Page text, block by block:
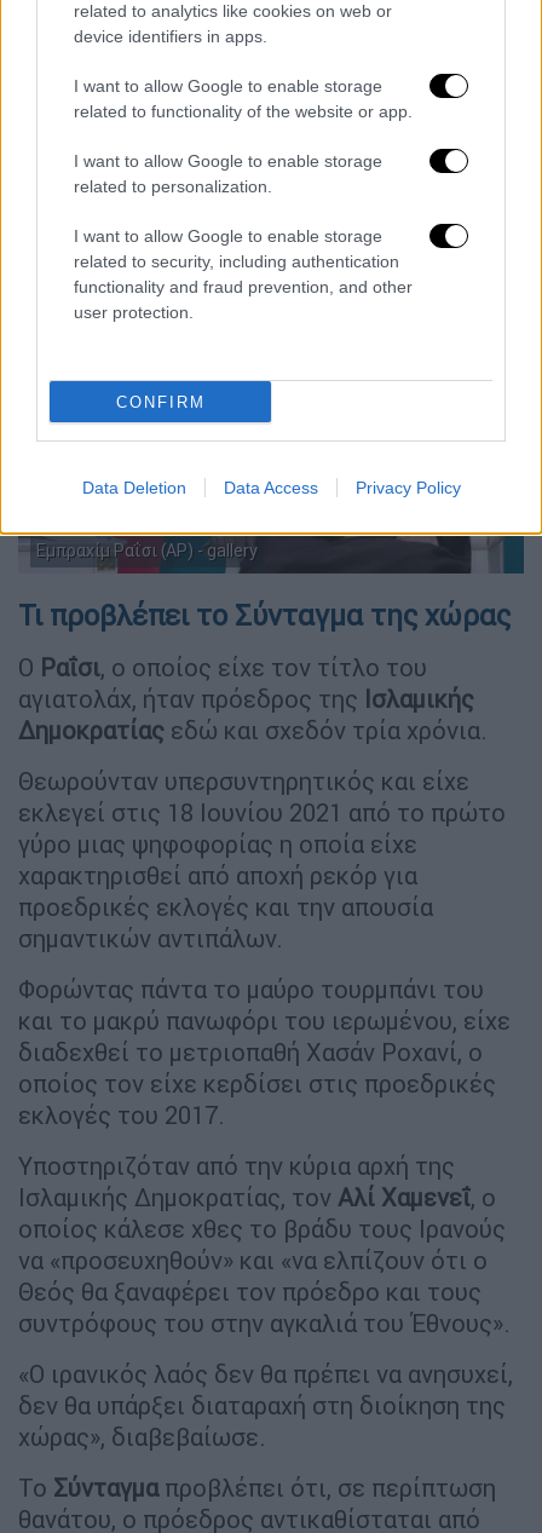
related to analytics like cookies on web or
device identifiers in apps.
I want to allow Google to enable storage
related to functionality of the website or app.
I want to allow Google to enable storage
related to personalization.
I want to allow Google to enable storage
related to security, including authentication
functionality and fraud prevention, and other
user protection.
CONFIRM
Data Deletion Data Access Privacy Policy
«Παρακολουθούμε από κοντά τις
εκπρόσωπος της διπλωματίας στην
Ουάσινγκτον, ενώ τοΠεκίνοδήλωσε πως
«ανησυχεί πολύ» μετά την εξαφάνιση του
ελικοπτέρου.
Εμπραχίμ Ραΐσι (AP) - gallery
Τι προβλέπει το Σύνταγμα της χώρας
Ο Ραΐσι, ο οποίος είχε τον τίτλο του
αγιατολάχ, ήταν πρόεδρος της Ισλαμικής
Δημοκρατίας εδώ και σχεδόν τρία χρόνια.
Θεωρούνταν υπερσυντηρητικός και είχε
εκλεγεί στις 18 Ιουνίου 2021 από το πρώτο
γύρο μιας ψηφοφορίας η οποία είχε
χαρακτηρισθεί από αποχή ρεκόρ για
προεδρικές εκλογές και την απουσία
σημαντικών αντιπάλων.
Φορώντας πάντα το μαύρο τουρμπάνι του
και το μακρύ πανωφόρι του ιερωμένου, είχε
διαδεχθεί το μετριοπαθή Χασάν Ροχανί, ο
οποίος τον είχε κερδίσει στις προεδρικές
εκλογές του 2017.
Υποστηριζόταν από την κύρια αρχή της
Ισλαμικής Δημοκρατίας, τον Αλί Χαμενεΐ, ο
οποίος κάλεσε χθες το βράδυ τους Ιρανούς
να «προσευχηθούν» και «να ελπίζουν ότι ο
Θεός θα ξαναφέρει τον πρόεδρο και τους
συντρόφους του στην αγκαλιά του Έθνους».
«Ο ιρανικός λαός δεν θα πρέπει να ανησυχεί,
δεν θα υπάρξει διαταραχή στη διοίκηση της
χώρας», διαβεβαίωσε.
Το Σύνταγμαπροβλέπει ότι, σε περίπτωση
θανάτου, ο πρόεδρος αντικαθίσταται από